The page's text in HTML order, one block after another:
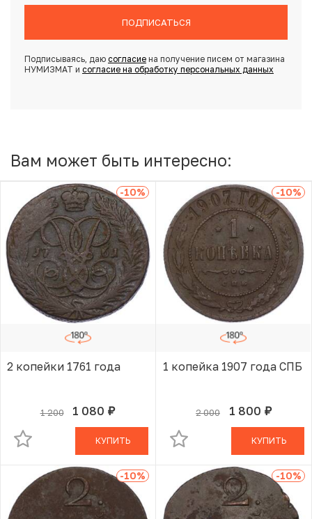
ПОДПИСАТЬСЯ
Подписываясь, даю согласиена получение писем от магазина
НУМИЗМАТ и согласие на обработку персональных данных
Вам может быть интересно:
-10%
2 копейки 1761 года
1 200 1 080 руб.
В КОРЗИНЕ
КУПИТЬ
-10%
1 копейка 1907 года СПБ
2 000 1 800 руб.
В КОРЗИНЕ
КУПИТЬ
-10% -10%